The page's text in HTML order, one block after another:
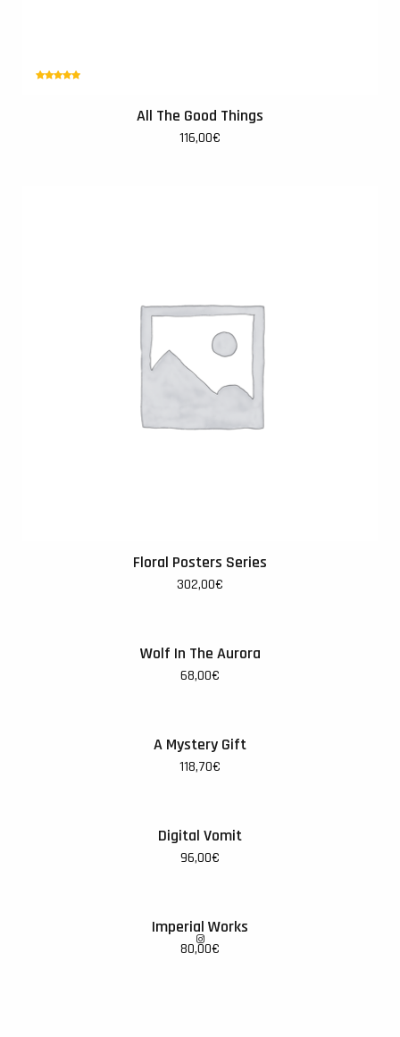
All The Good Things
116,00€
Floral Posters Series
302,00€
Wolf In The Aurora
68,00€
A Mystery Gift
118,70€
Digital Vomit
96,00€
Imperial Works
80,00€